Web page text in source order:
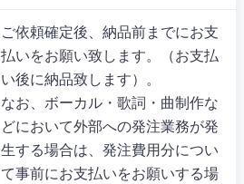
ご依頼確定後、納品前までにお支
払いをお願い致します。（お支払
い後に納品致します）。
なお、ボーカル・歌詞・曲制作な
どにおいて外部への発注業務が発
生する場合は、発注費用分につい
て事前にお支払いをお願いする場